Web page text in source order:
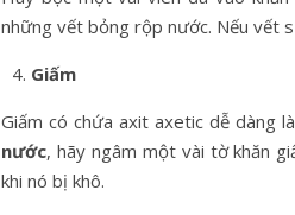
những vết bỏng rộp nước. Nếu vết
Giấm
Giấm có chứa axit axetic dễ dàng
nước, hãy ngâm một vài tờ khăn
khi nó bị khô.